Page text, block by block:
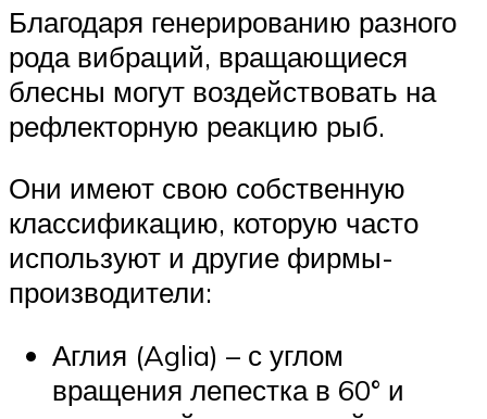
Благодаря генерированию разного
рода вибраций, вращающиеся
блесны могут воздействовать на
рефлекторную реакцию рыб.
Они имеют свою собственную
классификацию, которую часто
используют и другие фирмы-
производители:
Аглия (Aglia) – с углом
вращения лепестка в 60° и